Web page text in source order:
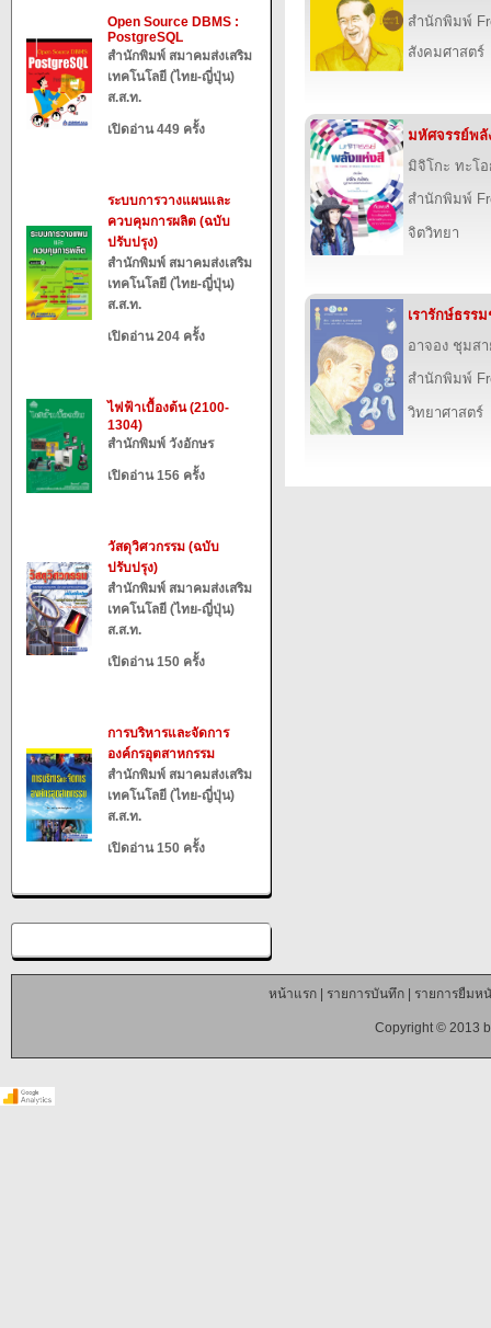
Open Source DBMS :
PostgreSQL
สำนักพิมพ์ สมาคมส่งเสริม
เทคโนโลยี (ไทย-ญี่ปุ่น)
ส.ส.ท.
เปิดอ่าน 449 ครั้ง
ระบบการวางแผนและ
ควบคุมการผลิต (ฉบับ
ปรับปรุง)
สำนักพิมพ์ สมาคมส่งเสริม
เทคโนโลยี (ไทย-ญี่ปุ่น)
ส.ส.ท.
เปิดอ่าน 204 ครั้ง
ไฟฟ้าเบื้องต้น (2100-
1304)
สำนักพิมพ์ วังอักษร
เปิดอ่าน 156 ครั้ง
วัสดุวิศวกรรม (ฉบับ
ปรับปรุง)
สำนักพิมพ์ สมาคมส่งเสริม
เทคโนโลยี (ไทย-ญี่ปุ่น)
ส.ส.ท.
เปิดอ่าน 150 ครั้ง
การบริหารและจัดการ
องค์กรอุตสาหกรรม
สำนักพิมพ์ สมาคมส่งเสริม
เทคโนโลยี (ไทย-ญี่ปุ่น)
ส.ส.ท.
เปิดอ่าน 150 ครั้ง
สำนักพิมพ์
สังคมศาสตร์
มหัศจรรย์พลั
มิจิโกะ ทะโ
สำนักพิมพ์
จิตวิทยา
เรารักษ์ธรร
อาจอง ชุมส
สำนักพิมพ์
วิทยาศาสตร์
หน้าแรก| รายการบันทึก| รายการยืมห
Copyright © 2013